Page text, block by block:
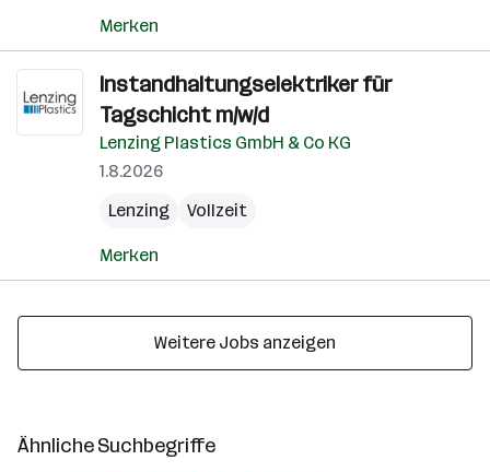
Merken
Instandhaltungselektriker für
Tagschicht m/w/d
Lenzing Plastics GmbH & Co KG
1.8.2026
Lenzing
Vollzeit
Merken
Weitere Jobs anzeigen
Ähnliche Suchbegriffe